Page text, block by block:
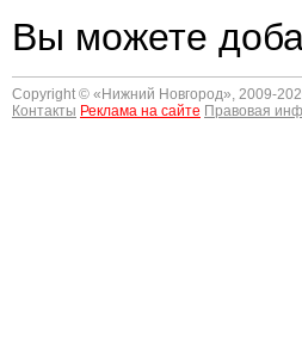
Вы можете
Copyright © «Нижний Новгород», 2009-
Контакты Реклама на сайте Правовая